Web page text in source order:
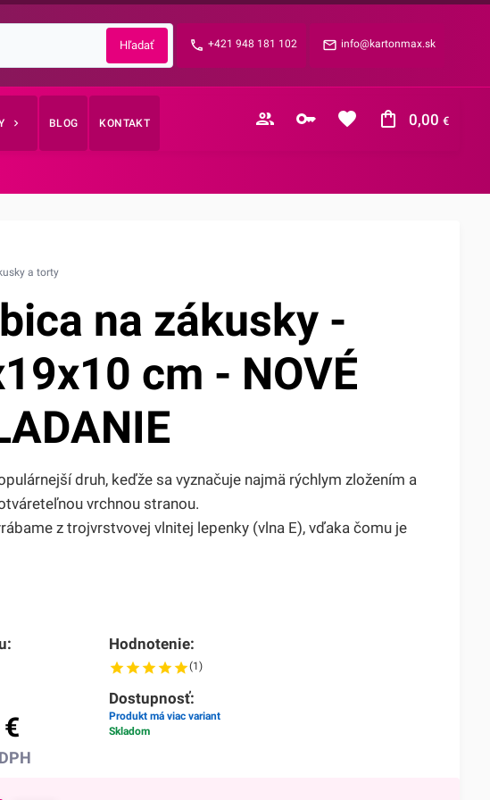
info@kartonmax.sk
+421 948 181 102
BLOG KONTAKT 0,00€
Zabudnuté heslo?
a torty
na zákusky -
cm - NOVÉ
druh, keďže sa vyznačuje najmä rýchlym zložením a
vrchnou stranou.
z trojvrstvovej vlnitej lepenky (vlna E), vďaka čomu je
Hodnotenie:
(1)
€
Dostupnosť:
Produkt má viac variant
Skladom